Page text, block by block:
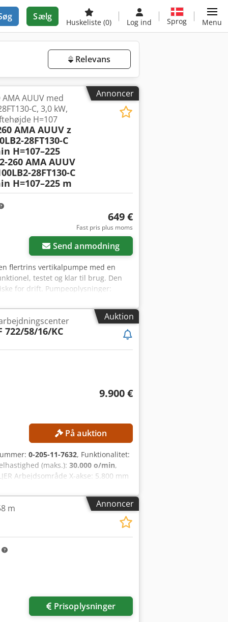
Sælg
Huskeliste (0) Log ind Sprog Menu
Relevans
Annoncer
AUUV med
C, 3,0 kW,
H=107
AMA AUUV z
28FT130-C
H=107–225
260 AMA AUUV
28FT130-C
H=107–225 m
649 €
Fast pris plus moms
Send anmodning
flertrins vertikalpumpe med en
testet og klar til brug. Den
for drift. Pumpeoplysninger:
Producent: Grundfos Model: MG
200–220 V Δ / 346–380 V Y (50
F
Auktion
722/58/16/KC
9.900 €
På auktion
0-205-11-7632, Funktionalitet:
(maks.): 30.000 o/min,
Arbejdsområde X-akse: 5.800 mm
min C-akse: Ja Fræsespindel 2
C-akse: Ja Bordtype:
x 3.500 mm Total længde: 26.000
2 stk.
Annoncer
m
Prisoplysninger